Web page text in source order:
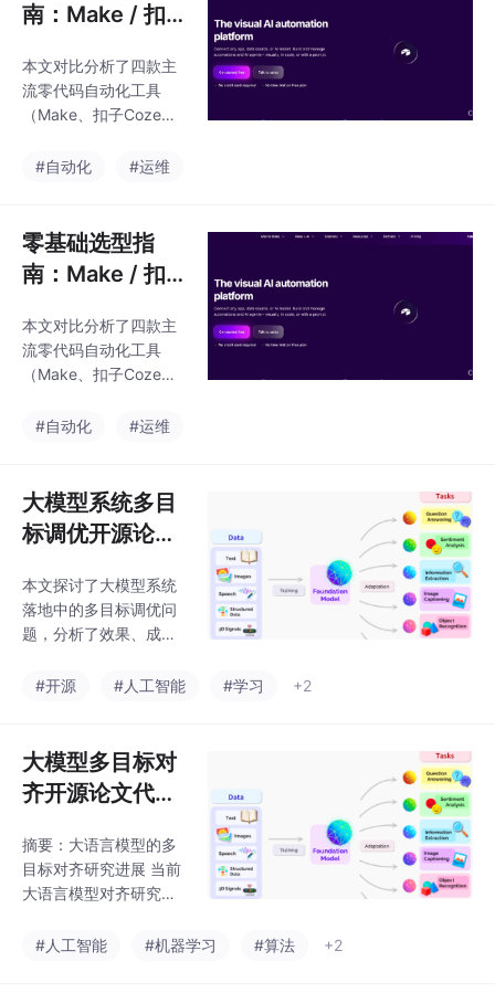
南：Make / 扣
fy 四大自动化平
台完整对比
本文对比分析了四款主
流零代码自动化工具
（Make、扣子Coze、n
点。从部署合规性看，
的个人用户，而支持私
有化部署的n8n和Dify
则满足企业数据管控需
ke凭借3000+插件生
态、可视化界面和低学
习门槛成为零基础用户
全面；Coze擅长AI对话
#自动化 #运维
零基础选型指
南：Make / 扣
fy 四大自动化平
台完整对比
本文对比分析了四款主
流零代码自动化工具
（Make、扣子Coze、n
点。从部署合规性看，
的个人用户，而支持私
有化部署的n8n和Dify
则满足企业数据管控需
ke凭借3000+插件生
态、可视化界面和低学
习门槛成为零基础用户
全面；Coze擅长AI对话
#自动化 #运维
大模型系统多目
标调优开源论文
本文探讨了大模型系统
落地中的多目标调优问
题，分析了效果、成
平衡挑战。文章汇总了
对齐（如MODPO、DP
A）；2）推理时动态控
制（如MOD）；3）RA
yftr）；4）多模型路由
调度（如ParetoBandi
t）；5）LLM Serving
e）。这些方法帮助在P
#开源 #人工智能 #学习 +2
大模型多目标对
齐开源论文代码
摘要：大语言模型的多
目标对齐研究进展 当前
大语言模型对齐研究正
目标协同优化。传统RL
#人工智能 #机器学习 #算法 +2